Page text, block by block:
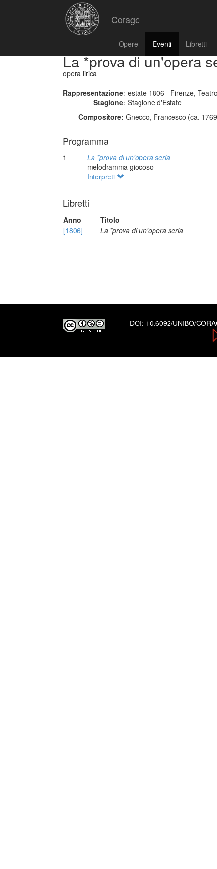
Corago
Opere Eventi Libretti
La *prova di un'opera
opera lirica
Rappresentazione: estate 1806 - Firenze,
Stagione: Stagione d'Estate
Compositore: Gnecco, Francesco (ca.
Programma
1
La *prova di un'opera seria
melodramma giocoso
Interpreti
Libretti
Anno
Titolo
[1806]
La *prova di un'opera seria
DOI: 10.6092/UNIBO/